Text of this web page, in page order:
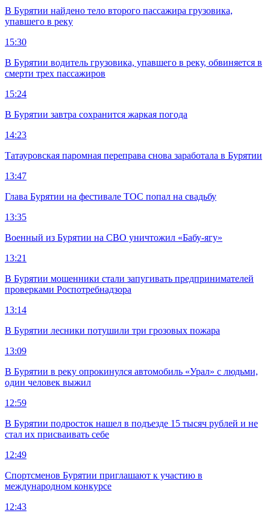
В Бурятии найдено тело второго пассажира грузовика,
упавшего в реку
15:30
В Бурятии водитель грузовика, упавшего в реку, обвиняется в
смерти трех пассажиров
15:24
В Бурятии завтра сохранится жаркая погода
14:23
Татауровская паромная переправа снова заработала в Бурятии
13:47
Глава Бурятии на фестивале ТОС попал на свадьбу
13:35
Военный из Бурятии на СВО уничтожил «Бабу-ягу»
13:21
В Бурятии мошенники стали запугивать предпринимателей
проверками Роспотребнадзора
13:14
В Бурятии лесники потушили три грозовых пожара
13:09
В Бурятии в реку опрокинулся автомобиль «Урал» с людьми,
один человек выжил
12:59
В Бурятии подросток нашел в подъезде 15 тысяч рублей и не
стал их присваивать себе
12:49
Спортсменов Бурятии приглашают к участию в
международном конкурсе
12:43